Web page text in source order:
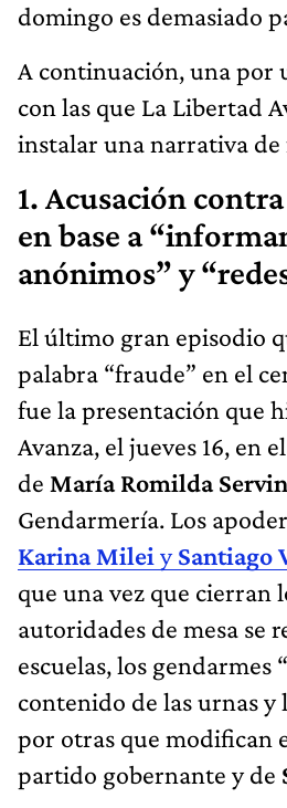
domingo es demasiado
A continuación, una por
con las que La Libertad
instalar una narrativa
1. Acusación
en base a
anónimos” y
El último gran episodio
palabra “fraude” en el
fue la presentación que
Avanza, el jueves 16, en
de María Romilda
Gendarmería. Los
Karina Milei ySantiago
que una vez que cierran
autoridades de mesa se
escuelas, los gendarmes
contenido de las urnas y
por otras que modifican
partido gobernante y de